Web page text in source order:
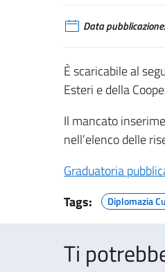
Data pubblicazione:
È scaricabile al
Esteri e della
Il mancato
nell’elenco delle
Graduatoria
Tags:
Diplomazia
Ti